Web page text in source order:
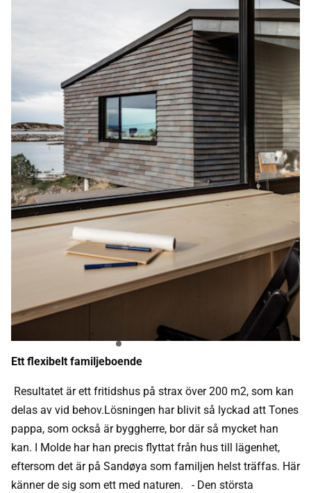
Ett flexibelt familjeboende
Resultatet är ett fritidshus på strax över 200 m2, som kan
delas av vid behov.Lösningen har blivit så lyckad att Tones
pappa, som också är byggherre, bor där så mycket han
kan. I Molde har han precis flyttat från hus till lägenhet,
eftersom det är på Sandøya som familjen helst träffas. Här
känner de sig som ett med naturen. - Den största